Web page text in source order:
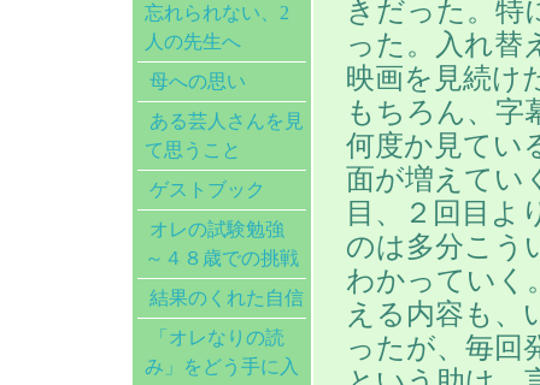
忘れられない、2
人の先生へ
母への思い
ある芸人さんを見
て思うこと
ゲストブック
オレの試験勉強
～４８歳での挑戦
結果のくれた自信
「オレなりの読
み」をどう手に入
きだった。特
った。入れ替
映画を見続け
もちろん、字
何度か見てい
面が増えてい
目、２回目よ
のは多分こう
わかっていく
える内容も、
ったが、毎回